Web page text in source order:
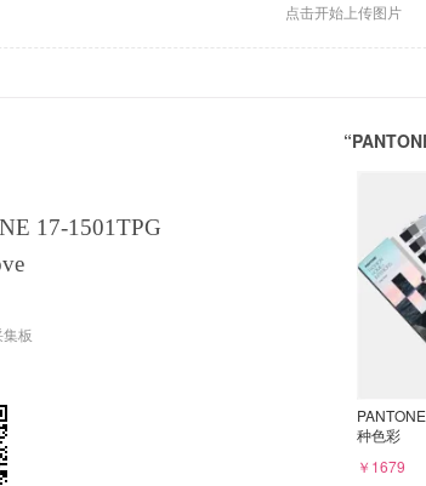
点击开始上传图片
17-1501TPG
板
种色彩
￥1679